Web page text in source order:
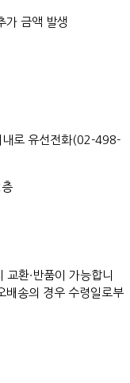
금액 발생
내로 유선전화(02-498-
환∙반품이 가능합니
배송의 경우 수령일로부